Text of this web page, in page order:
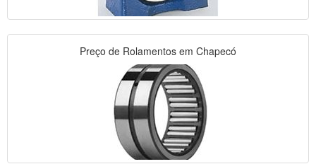
Preço de Rolamentos em Chapecó